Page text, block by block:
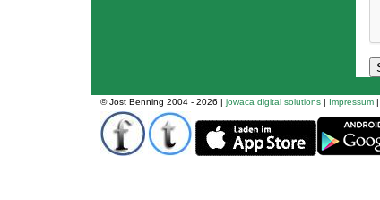
© Jost Benning 2004 - 2026 | jowaca digital solutions | Impressum |